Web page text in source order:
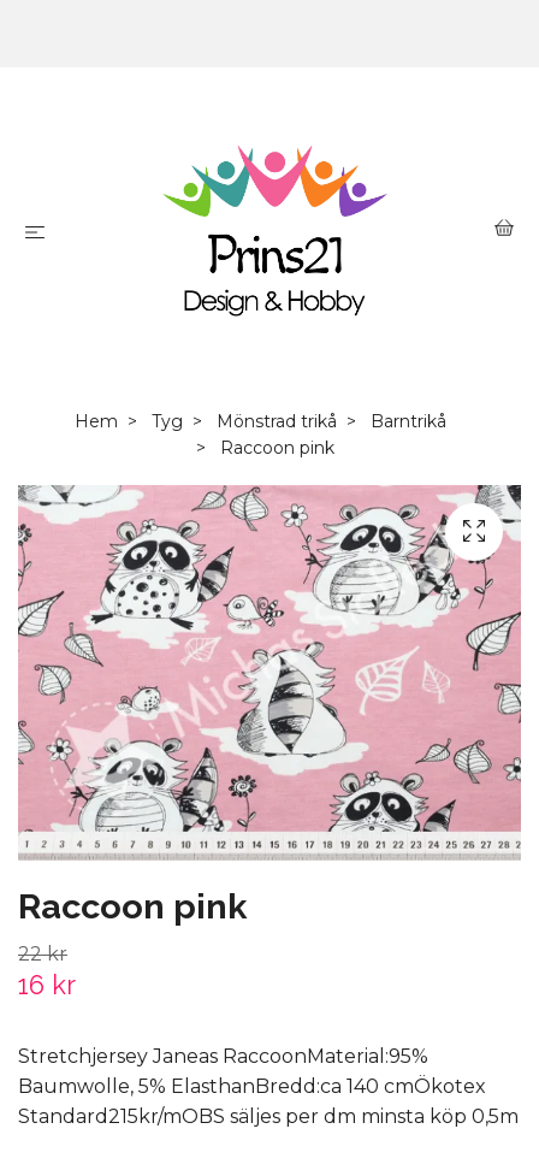
Hem Tyg Mönstrad trikå
Barntrikå
Raccoon pink
Raccoon pink
22 kr
16 kr
Stretchjersey Janeas RaccoonMaterial:95%
Baumwolle, 5% ElasthanBredd:ca 140 cmÖkotex
Standard215kr/mOBS säljes per dm minsta köp 0,5m